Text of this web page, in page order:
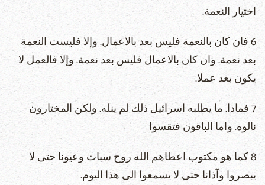
اختيار النعمة.
6 فان كان بالنعمة فليس بعد بالاعمال. وإلا فليست النعمة
بعد نعمة. وان كان بالاعمال فليس بعد نعمة. وإلا فالعمل لا
يكون بعد عملا.
7 فماذا. ما يطلبه اسرائيل ذلك لم ينله. ولكن المختارون
نالوه. واما الباقون فتقسوا
8 كما هو مكتوب اعطاهم الله روح سبات وعيونا حتى لا
يبصروا وآذانا حتى لا يسمعوا الى هذا اليوم.